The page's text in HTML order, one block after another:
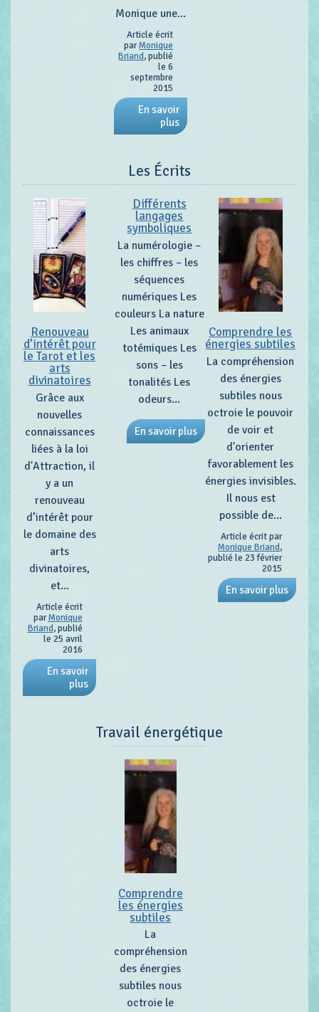
Monique une...
Article écrit
parMonique
Briand, publié
le 6
septembre
2015
En savoir
plus
Les Écrits
Renouveau
d’intérêt pour
le Tarot et les
arts
divinatoires
Grâce aux
nouvelles
connaissances
liées à la loi
d'Attraction, il
y a un
renouveau
d’intérêt pour
le domaine des
arts
divinatoires,
et...
Article écrit
parMonique
Briand, publié
le 25 avril
2016
En savoir
plus
Différents
langages
symboliques
La numérologie –
les chiffres – les
séquences
numériques Les
couleurs La nature
Les animaux
totémiques Les
sons – les
tonalités Les
odeurs...
En savoir plus
Comprendre les
énergies subtiles
La compréhension
des énergies
subtiles nous
octroie le pouvoir
de voir et
d'orienter
favorablement les
énergies invisibles.
Il nous est
possible de...
Article écrit par
Monique Briand,
publié le 23 février
2015
En savoir plus
Travail énergétique
Comprendre
les énergies
subtiles
La
compréhension
des énergies
subtiles nous
octroie le